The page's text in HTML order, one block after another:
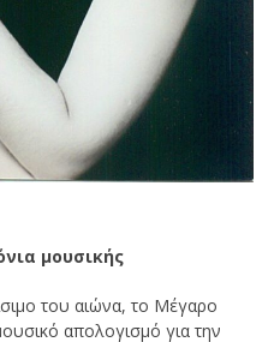
μουσικής
του αιώνα, το Μέγαρο
απολογισμό για την